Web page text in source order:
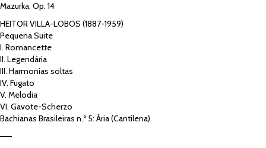
Mazurka, Op. 14
HEITOR VILLA-LOBOS (1887-1959)
Pequena Suite
I. Romancette
II. Legendária
III. Harmonias soltas
IV. Fugato
V. Melodia
VI. Gavote-Scherzo
Bachianas Brasileiras n.º 5: Ária (Cantilena)
——